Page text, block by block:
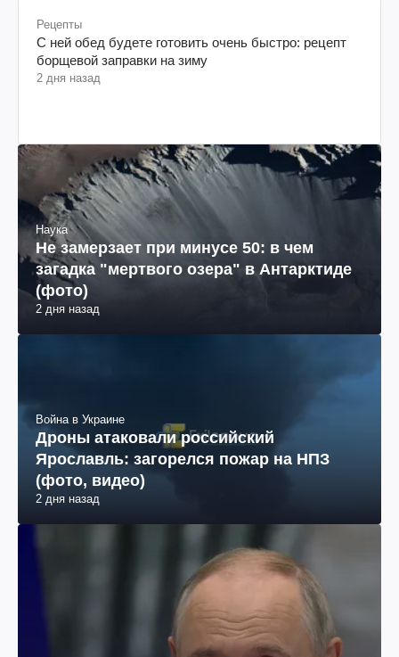
Рецепты
С ней обед будете готовить очень быстро: рецепт
борщевой заправки на зиму
2 дня назад
Наука
Не замерзает при минусе 50: в чем
загадка "мертвого озера" в Антарктиде
(фото)
2 дня назад
Война в Украине
Дроны атаковали российский
Ярославль: загорелся пожар на НПЗ
(фото, видео)
2 дня назад